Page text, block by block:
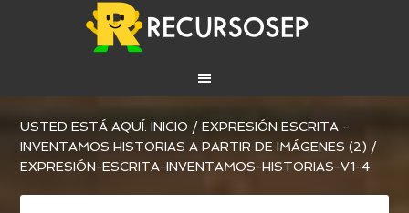
USTED ESTÁ AQUÍ:INICIO / EXPRESIÓN ESCRITA -
INVENTAMOS HISTORIAS A PARTIR DE IMÁGENES (2) /
EXPRESIÓN-ESCRITA-INVENTAMOS-HISTORIAS-V1-4